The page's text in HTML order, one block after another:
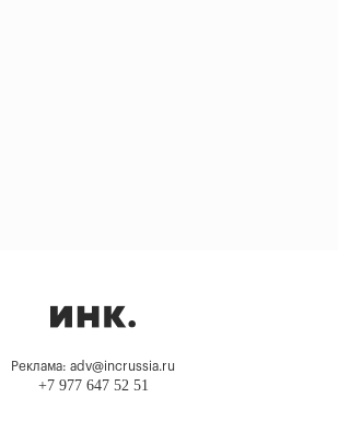
Реклама: adv@incrussia.ru
+7 977 647 52 51